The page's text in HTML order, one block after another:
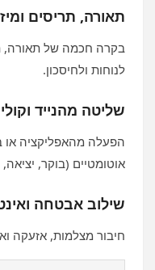
תאורה, תריסים
בקרה חכמה של תאורה,
לנוחות ולחיסכון.
שליטה מהנייד
הפעלה מהאפליקציה או
אוטומטיים (בוקר,
שילוב אבטחה
חיבור מצלמות, אזעקה